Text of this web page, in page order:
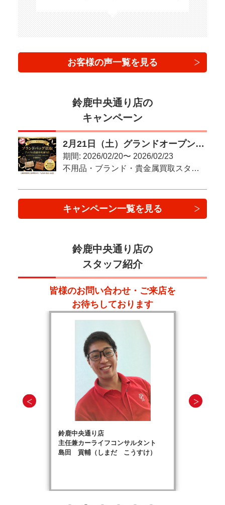
お客様の声一覧を見る
鈴鹿中央通り店の
キャンペーン
2月21日（土）グランドオープン！アップル鈴鹿中央通り店
期間: 2026/02/20〜 2026/02/23
不用品・ブランド・貴金属買取スタート！
キャンペーン一覧を見る
鈴鹿中央通り店の
スタッフ紹介
皆様のお問い合わせ・ご来店を
お待ちしております
鈴鹿中央通り店
主任兼カーライフコンサルタント
島田 貢輔（しまだ こうすけ）